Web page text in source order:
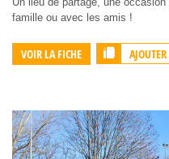
famille ou avec les amis !
VOIR LA FICHE